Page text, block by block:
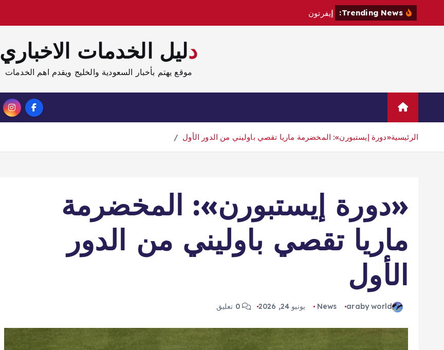
إيفر تون
دليل الخدمات الاخباري
موقع يهتم بأخبار السعودية والخليج ويقدم اهم الخدمات
الرئيسية«دورة إيستبورن»: المخضرمة ماريا تقصي باوليني من الدور الأول
«دورة إيستبورن»: المخضرمة
ماريا تقصي باوليني من الدور
الأول
araby world
News يونيو 24, 2026 0 تعليق